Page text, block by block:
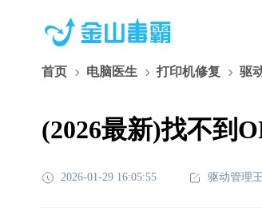
首页 电脑医生 打印机修复 驱
(2026最新)找不到
2026-01-29 16:05:55 驱动管理王